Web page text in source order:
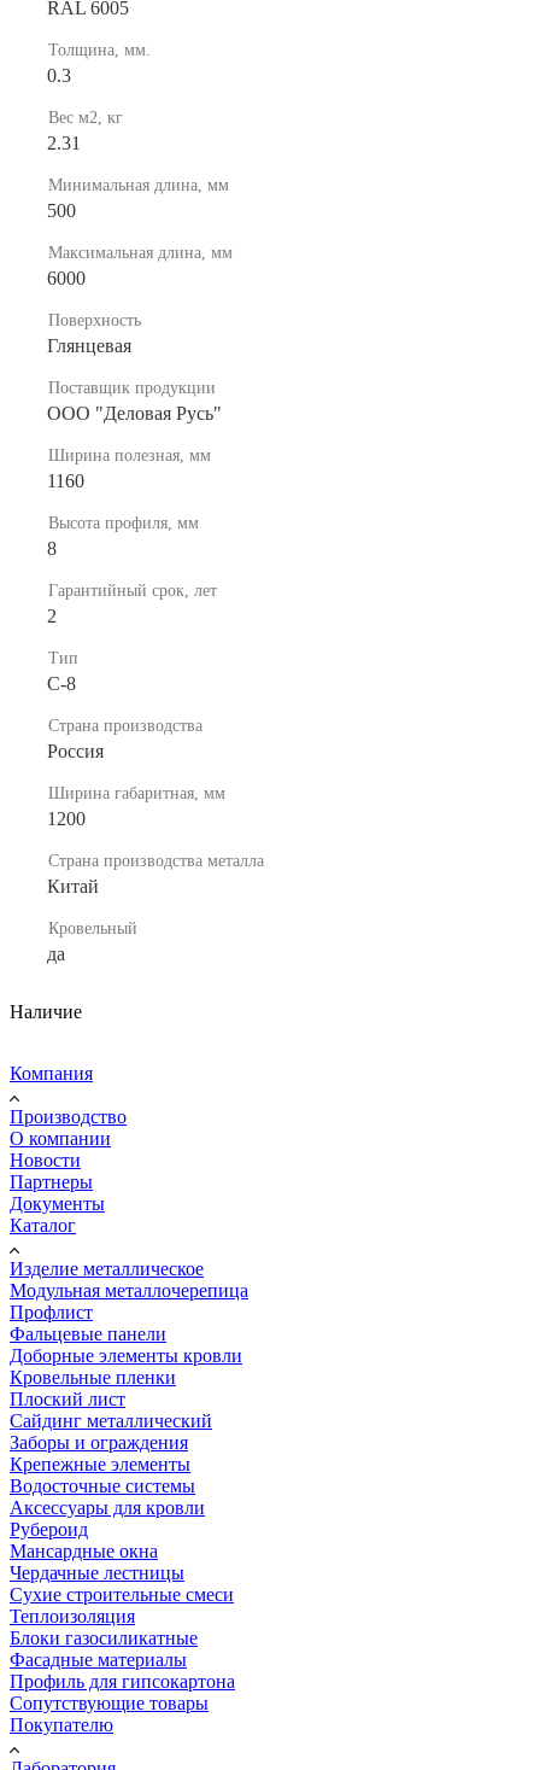
RAL 6005
Толщина, мм.
0.3
Вес м2, кг
2.31
Минимальная длина, мм
500
Максимальная длина, мм
6000
Поверхность
Глянцевая
Поставщик продукции
ООО "Деловая Русь"
Ширина полезная, мм
1160
Высота профиля, мм
8
Гарантийный срок, лет
2
Тип
C-8
Страна производства
Россия
Ширина габаритная, мм
1200
Страна производства металла
Китай
Кровельный
да
Наличие
Компания
Производство
О компании
Новости
Партнеры
Документы
Каталог
Изделие металлическое
Модульная металлочерепица
Профлист
Фальцевые панели
Доборные элементы кровли
Кровельные пленки
Плоский лист
Сайдинг металлический
Заборы и ограждения
Крепежные элементы
Водосточные системы
Аксессуары для кровли
Рубероид
Мансардные окна
Чердачные лестницы
Сухие строительные смеси
Теплоизоляция
Блоки газосиликатные
Фасадные материалы
Профиль для гипсокартона
Сопутствующие товары
Покупателю